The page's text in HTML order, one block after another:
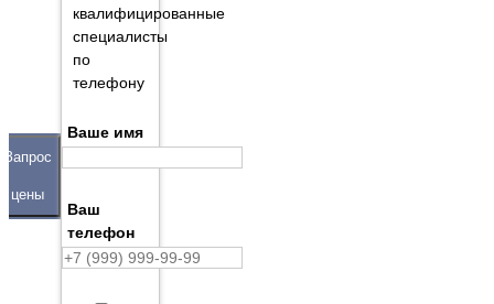
Запрос
цены
квалифицированные
специалисты
по
телефону
Ваше имя
Ваш
телефон